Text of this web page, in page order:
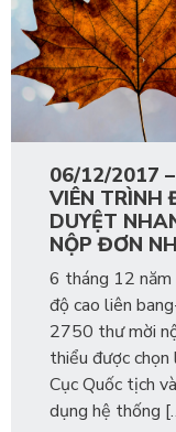
06/12/2017
VIÊN TRÌNH
DUYỆT
NỘP ĐƠN
6 tháng 12
độ cao liên
2750 thư mời
thiểu được
Cục Quốc tịch
dụng hệ thống